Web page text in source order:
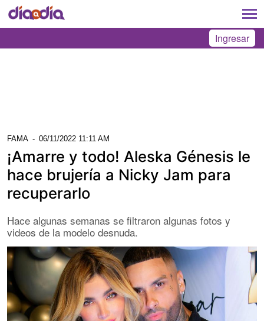
Ingresar
FAMA - 06/11/2022 11:11 AM
¡Amarre y todo! Aleska Génesis le
hace brujería a Nicky Jam para
recuperarlo
Hace algunas semanas se filtraron algunas fotos y
videos de la modelo desnuda.